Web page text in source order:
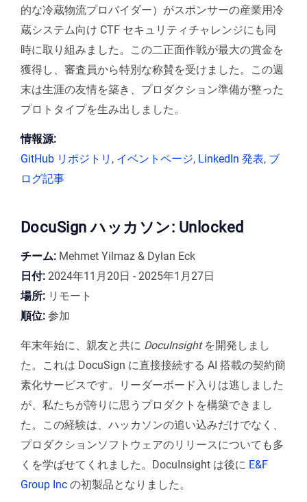
的な冷蔵物流プロバイダー）がスポンサーの産業用冷
蔵システム向け CTF セキュリティチャレンジにも同
時に取り組みました。この二正面作戦が最大の賞金を
獲得し、審査員から特別な称賛を受けました。この週
末は生涯の友情を築き、プロダクション準備が整った
プロトタイプを生み出しました。
情報源:
GitHub リポジトリ , イベントページ, LinkedIn 発表, ブ
ログ記事
DocuSign ハッカソン: Unlocked
チーム: Mehmet Yilmaz & Dylan Eck
日付: 2024年11月20日 - 2025年1月27日
場所: リモート
順位: 参加
年末年始に、親友と共に DocuInsightを開発しまし
た。これは DocuSign に直接接続する AI 搭載の契約簡
素化サービスです。リーダーボード入りは逃しました
が、私たちが誇りに思うプロダクトを構築できまし
た。この経験は、ハッカソンの追い込みだけでなく、
プロダクションソフトウェアのリリースについても多
くを学ばせてくれました。DocuInsight は後に E&F
Group Inc の初製品となりました。